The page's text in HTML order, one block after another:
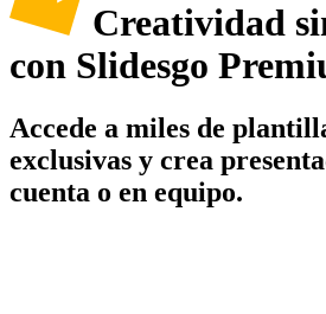
Creatividad
con Slidesgo
Accede a miles de
exclusivas y crea
cuenta o en equipo.